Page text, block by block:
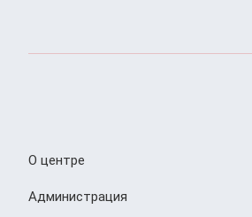
О центре
Администрация